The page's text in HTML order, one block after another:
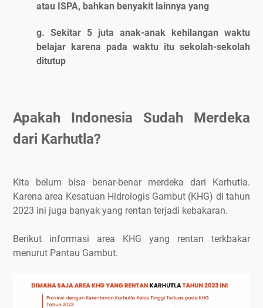
atau ISPA, bahkan benyakit lainnya yang
g. Sekitar 5 juta anak-anak kehilangan waktu
belajar karena pada waktu itu sekolah-sekolah
ditutup
Apakah Indonesia Sudah Merdeka
dari Karhutla?
Kita belum bisa benar-benar merdeka dari Karhutla.
Karena area Kesatuan Hidrologis Gambut (KHG) di tahun
2023 ini juga banyak yang rentan terjadi kebakaran.
Berikut informasi area KHG yang rentan terkbakar
menurut Pantau Gambut.